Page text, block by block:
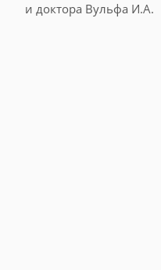
и доктора Вульфа И.А.